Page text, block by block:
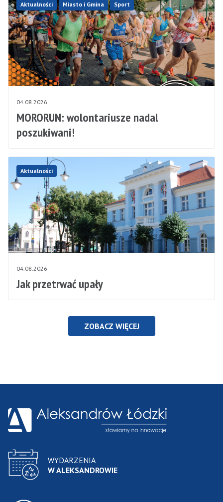
Aktualności Miasto i Gmina Sport
04.08.2026
MORORUN: wolontariusze nadal
poszukiwani!
Aktualności
04.08.2026
Jak przetrwać upały
ZOBACZ WIĘCEJ
WYDARZENIA
W ALEKSANDROWIE